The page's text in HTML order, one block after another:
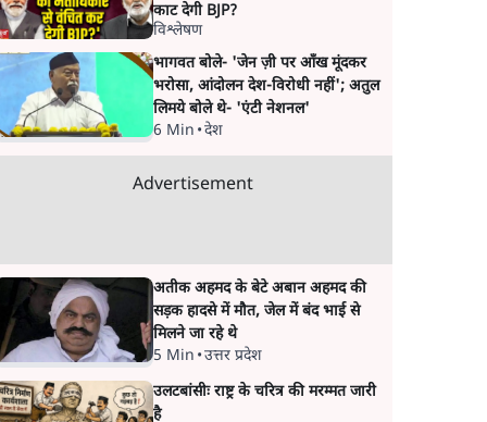
काट देगी BJP?
विश्लेषण
भागवत बोले- 'जेन ज़ी पर आँख मूंदकर
भरोसा, आंदोलन देश-विरोधी नहीं'; अतुल
लिमये बोले थे- 'एंटी नेशनल'
6 Min •देश
Advertisement
अतीक अहमद के बेटे अबान अहमद की
सड़क हादसे में मौत, जेल में बंद भाई से
मिलने जा रहे थे
5 Min •उत्तर प्रदेश
उलटबांसीः राष्ट्र के चरित्र की मरम्मत जारी
है